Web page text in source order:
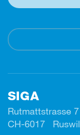
SIGA
Rutmattstrasse 7
CH-6017 Ruswil